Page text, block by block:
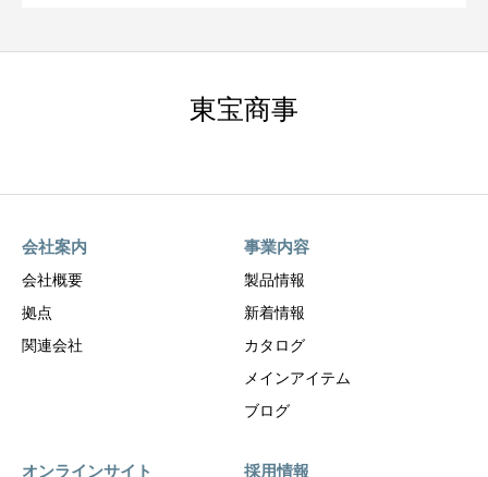
東宝商事
会社案内
会社概要
拠点
関連会社
事業内容
製品情報
新着情報
カタログ
メインアイテム
ブログ
オンラインサイト 採用情報